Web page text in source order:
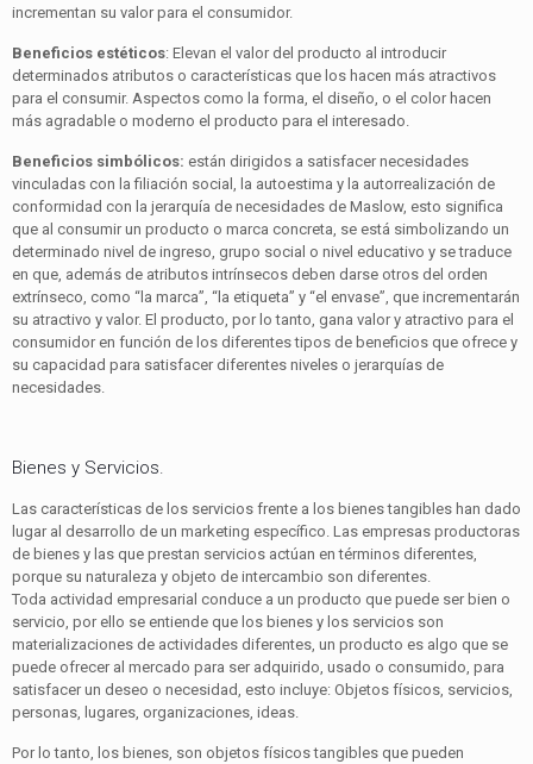
incrementan su valor para el consumidor.
Beneficios estéticos: Elevan el valor del producto al introducir
determinados atributos o características que los hacen más atractivos
para el consumir. Aspectos como la forma, el diseño, o el color hacen
más agradable o moderno el producto para el interesado.
Beneficios simbólicos: están dirigidos a satisfacer necesidades
vinculadas con la filiación social, la autoestima y la autorrealización de
conformidad con la jerarquía de necesidades de Maslow, esto significa
que al consumir un producto o marca concreta, se está simbolizando un
determinado nivel de ingreso, grupo social o nivel educativo y se traduce
en que, además de atributos intrínsecos deben darse otros del orden
extrínseco, como “la marca”, “la etiqueta” y “el envase”, que incrementarán
su atractivo y valor. El producto, por lo tanto, gana valor y atractivo para el
consumidor en función de los diferentes tipos de beneficios que ofrece y
su capacidad para satisfacer diferentes niveles o jerarquías de
necesidades.
Bienes y Servicios.
Las características de los servicios frente a los bienes tangibles han dado
lugar al desarrollo de un marketing específico. Las empresas productoras
de bienes y las que prestan servicios actúan en términos diferentes,
porque su naturaleza y objeto de intercambio son diferentes.
Toda actividad empresarial conduce a un producto que puede ser bien o
servicio, por ello se entiende que los bienes y los servicios son
materializaciones de actividades diferentes, un producto es algo que se
puede ofrecer al mercado para ser adquirido, usado o consumido, para
satisfacer un deseo o necesidad, esto incluye: Objetos físicos, servicios,
personas, lugares, organizaciones, ideas.
Por lo tanto, los bienes, son objetos físicos tangibles que pueden